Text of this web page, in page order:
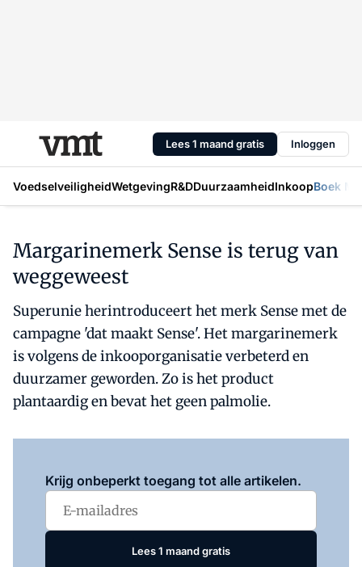
Lees 1 maand gratis Inloggen
VoedselveiligheidWetgevingR&DDuurzaamheidInkoopBoek
Margarinemerk Sense is terug van
weggeweest
Superunie herintroduceert het merk Sense met de
campagne 'dat maakt Sense'. Het margarinemerk
is volgens de inkooporganisatie verbeterd en
duurzamer geworden. Zo is het product
plantaardig en bevat het geen palmolie.
Krijg onbeperkt toegang tot alle artikelen.
Lees 1 maand gratis